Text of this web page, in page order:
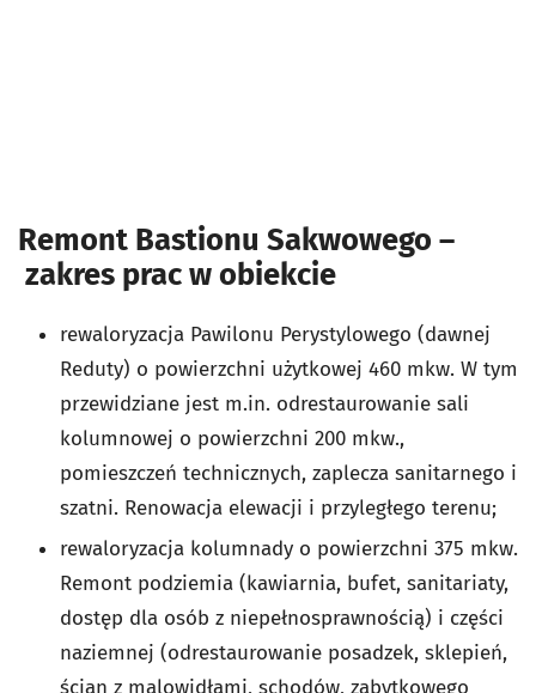
Remont Bastionu Sakwowego –
zakres prac w obiekcie
rewaloryzacja Pawilonu Perystylowego (dawnej
Reduty) o powierzchni użytkowej 460 mkw. W tym
przewidziane jest m.in. odrestaurowanie sali
kolumnowej o powierzchni 200 mkw.,
pomieszczeń technicznych, zaplecza sanitarnego i
szatni. Renowacja elewacji i przyległego terenu;
rewaloryzacja kolumnady o powierzchni 375 mkw.
Remont podziemia (kawiarnia, bufet, sanitariaty,
dostęp dla osób z niepełnosprawnością) i części
naziemnej (odrestaurowanie posadzek, sklepień,
ścian z malowidłami, schodów, zabytkowego